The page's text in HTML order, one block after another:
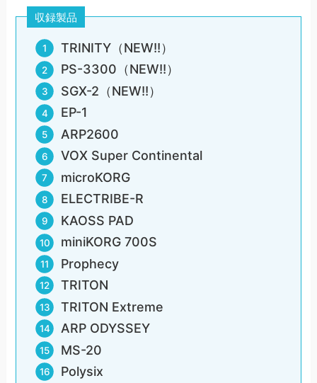
収録製品
TRINITY（NEW!!）
PS-3300（NEW!!）
SGX-2（NEW!!）
EP-1
ARP2600
VOX Super Continental
microKORG
ELECTRIBE-R
KAOSS PAD
miniKORG 700S
Prophecy
TRITON
TRITON Extreme
ARP ODYSSEY
MS-20
Polysix